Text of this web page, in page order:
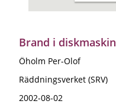
Brand i diskmaskin
Öholm Per-Olof
Räddningsverket (SRV)
2002-08-02